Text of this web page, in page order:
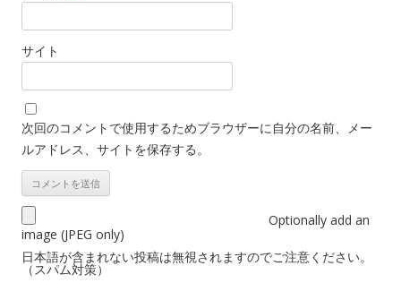
サイト
次回のコメントで使用するためブラウザーに自分の名前、メー
ルアドレス、サイトを保存する。
Optionally add an
image (JPEG only)
日本語が含まれない投稿は無視されますのでご注意ください。
（スパム対策）